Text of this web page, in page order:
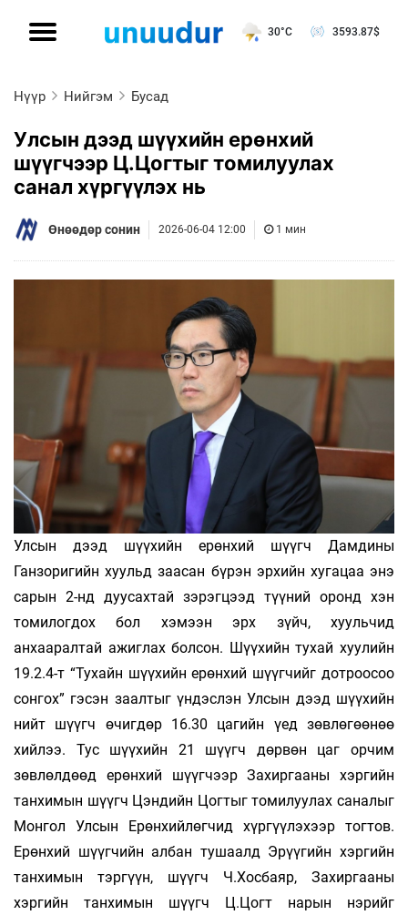
30°C 3593.87$
Нүүр Нийгэм Бусад
Улсын дээд шүүхийн ерөнхий
шүүгчээр Ц.Цогтыг томилуулах
санал хүргүүлэх нь
Өнөөдөр сонин 2026-06-04 12:00 1 мин
Улсын дээд шүүхийн ерөнхий шүүгч Дамдины
Ганзоригийн хуульд заасан бүрэн эрхийн хугацаа энэ
сарын 2-нд дуусахтай зэрэгцээд түүний оронд хэн
томилогдох бол хэмээн эрх зүйч, хуульчид
анхааралтай ажиглах болсон. Шүүхийн тухай хуулийн
19.2.4-т “Тухайн шүүхийн ерөнхий шүүгчийг дотроосоо
сонгох” гэсэн заалтыг үндэслэн Улсын дээд шүүхийн
нийт шүүгч өчигдөр 16.30 цагийн үед зөвлөгөөнөө
хийлээ. Тус шүүхийн 21 шүүгч дөрвөн цаг орчим
зөвлөлдөөд ерөнхий шүүгчээр Захиргааны хэргийн
танхимын шүүгч Цэндийн Цогтыг томилуулах саналыг
Монгол Улсын Ерөнхийлөгчид хүргүүлэхээр тогтов.
Ерөнхий шүүгчийн албан тушаалд Эрүүгийн хэргийн
танхимын тэргүүн, шүүгч Ч.Хосбаяр, Захиргааны
хэргийн танхимын шүүгч Ц.Цогт нарын нэрийг